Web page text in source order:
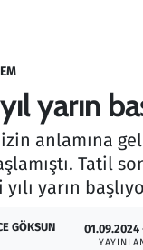
yarın
anlamına
Tatil
yarın
GÖKSUN 01.09.2024